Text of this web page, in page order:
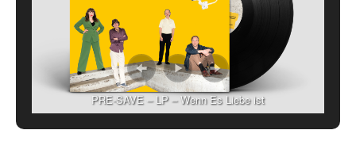
PRE-SAVE – LP – Wenn Es Liebe ist